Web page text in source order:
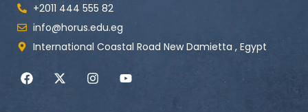
+2011 444 555 82
info@horus.edu.eg
International Coastal Road New Damietta , Egypt
F
a
X
-
I
n
Y
o